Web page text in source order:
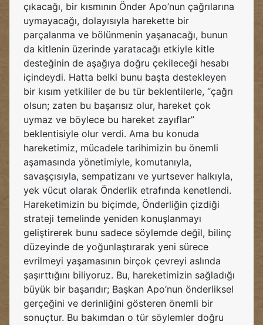
çıkacağı, bir kısmının Önder Apo’nun çağrılarına
uymayacağı, dolayısıyla harekette bir
parçalanma ve bölünmenin yaşanacağı, bunun
da kitlenin üzerinde yaratacağı etkiyle kitle
desteğinin de aşağıya doğru çekileceği hesabı
içindeydi. Hatta belki bunu başta destekleyen
bir kısım yetkililer de bu tür beklentilerle, “çağrı
olsun; zaten bu başarısız olur, hareket çok
uymaz ve böylece bu hareket zayıflar”
beklentisiyle olur verdi. Ama bu konuda
hareketimiz, mücadele tarihimizin bu önemli
aşamasında yönetimiyle, komutanıyla,
savaşçısıyla, sempatizanı ve yurtsever halkıyla,
yek vücut olarak Önderlik etrafında kenetlendi.
Hareketimizin bu biçimde, Önderliğin çizdiği
strateji temelinde yeniden konuşlanmayı
geliştirerek bunu sadece söylemde değil, bilinç
düzeyinde de yoğunlaştırarak yeni sürece
evrilmeyi yaşamasının birçok çevreyi aslında
şaşırttığını biliyoruz. Bu, hareketimizin sağladığı
büyük bir başarıdır; Başkan Apo’nun önderliksel
gerçeğini ve derinliğini gösteren önemli bir
sonuçtur. Bu bakımdan o tür söylemler doğru